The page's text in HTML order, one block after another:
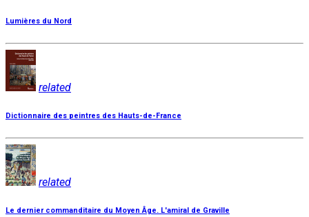
Lumières du Nord
related
Dictionnaire des peintres des Hauts-de-France
related
Le dernier commanditaire du Moyen Âge. L'amiral de Graville